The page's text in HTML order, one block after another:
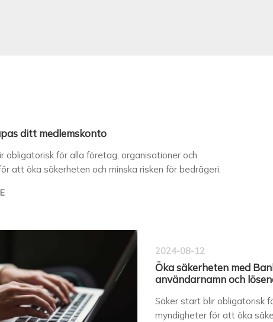
ditt medlemskonto
obligatorisk för alla företag, organisationer och
att öka säkerheten och minska risken för bedrägeri.
2024-08-12
Öka säkerheten med
användarnamn och
Säker start blir obligatorisk
myndigheter för att öka